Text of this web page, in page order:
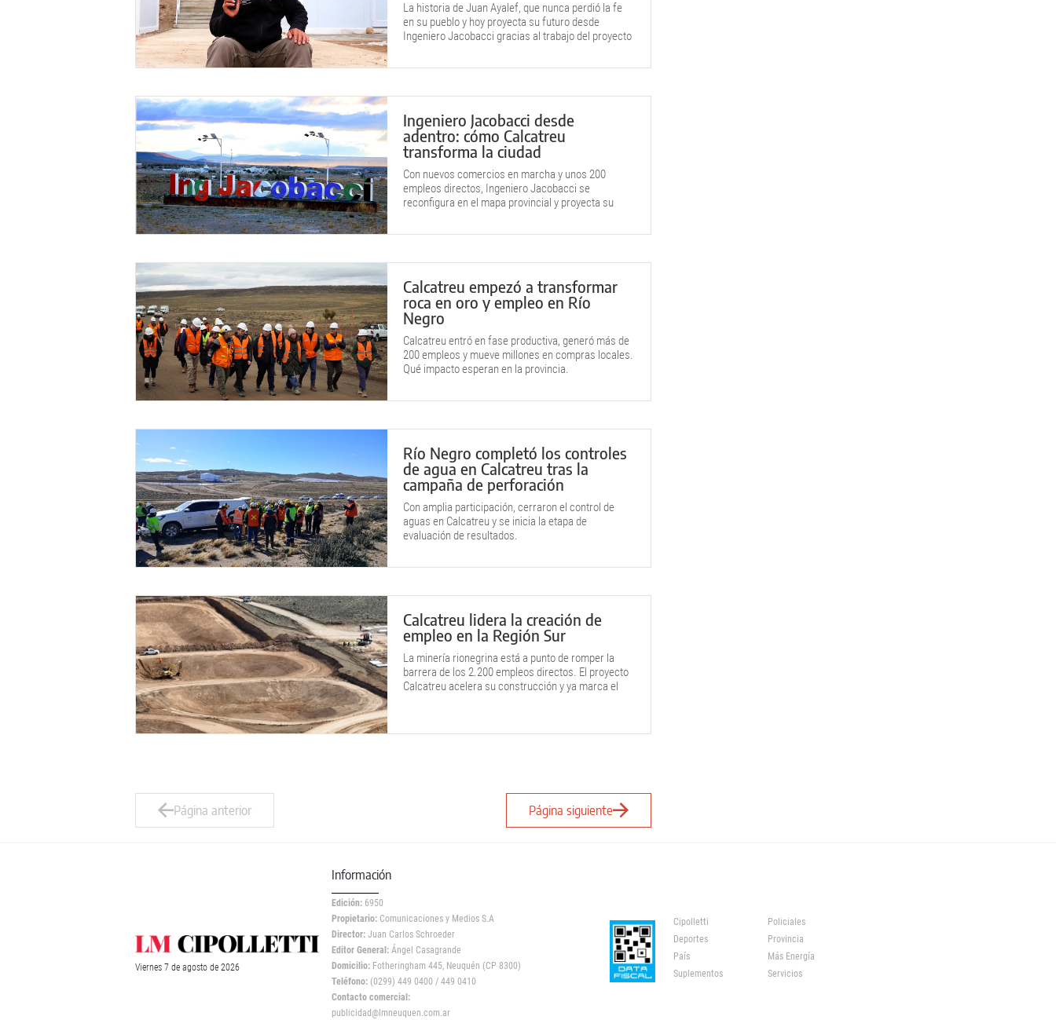
La historia de Juan Ayalef, que nunca perdió la fe
en su pueblo y hoy proyecta su futuro desde
Ingeniero Jacobacci gracias al trabajo del proyecto
Ingeniero Jacobacci desde
adentro: cómo Calcatreu
transforma la ciudad
Con nuevos comercios en marcha y unos 200
empleos directos, Ingeniero Jacobacci se
reconfigura en el mapa provincial y proyecta su
Calcatreu empezó a transformar
roca en oro y empleo en Río
Negro
Calcatreu entró en fase productiva, generó más de
200 empleos y mueve millones en compras locales.
Qué impacto esperan en la provincia.
Río Negro completó los controles
de agua en Calcatreu tras la
campaña de perforación
Con amplia participación, cerraron el control de
aguas en Calcatreu y se inicia la etapa de
evaluación de resultados.
Calcatreu lidera la creación de
empleo en la Región Sur
La minería rionegrina está a punto de romper la
barrera de los 2.200 empleos directos. El proyecto
Calcatreu acelera su construcción y ya marca el
Página anterior Página siguiente
Viernes 7 de agosto de 2026
Información
Edición: 6950
Propietario: Comunicaciones y Medios S.A
Director: Juan Carlos Schroeder
Editor General: Ángel Casagrande
Domicilio: Fotheringham 445, Neuquén (CP 8300)
Teléfono: (0299) 449 0400 / 449 0410
Contacto comercial:
publicidad@lmneuquen.com.ar
Cipolletti
Policiales
Deportes
Provincia
País
Más Energía
Suplementos
Servicios